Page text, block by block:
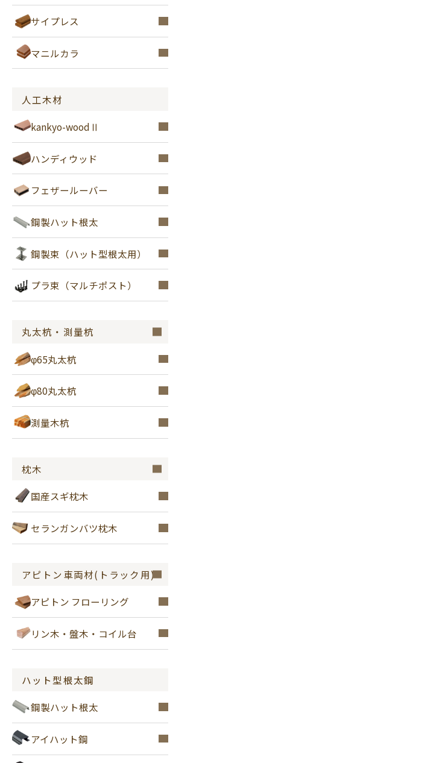
サイプレス
マニルカラ
人工木材
kankyo-woodⅡ
ハンディウッド
フェザールーバー
鋼製ハット根太
鋼製束（ハット型根太用）
プラ束（マルチポスト）
丸太杭・測量杭
φ65丸太杭
φ80丸太杭
測量木杭
枕木
国産スギ枕木
セランガンバツ枕木
アピトン車両材(トラック用)
アピトン フローリング
リン木・盤木・コイル台
ハット型根太鋼
鋼製ハット根太
アイハット鋼